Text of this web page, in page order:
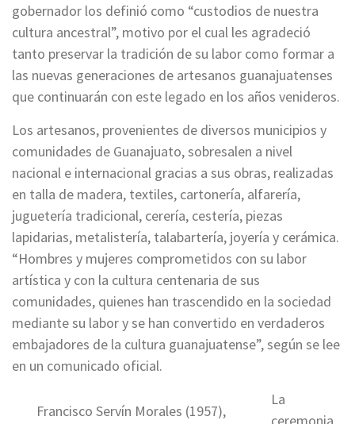
gobernador los definió como “custodios de nuestra
cultura ancestral”, motivo por el cual les agradeció
tanto preservar la tradición de su labor como formar a
las nuevas generaciones de artesanos guanajuatenses
que continuarán con este legado en los años venideros.
Los artesanos, provenientes de diversos municipios y
comunidades de Guanajuato, sobresalen a nivel
nacional e internacional gracias a sus obras, realizadas
en talla de madera, textiles, cartonería, alfarería,
juguetería tradicional, cerería, cestería, piezas
lapidarias, metalistería, talabartería, joyería y cerámica.
“Hombres y mujeres comprometidos con su labor
artística y con la cultura centenaria de sus
comunidades, quienes han trascendido en la sociedad
mediante su labor y se han convertido en verdaderos
embajadores de la cultura guanajuatense”, según se lee
en un comunicado oficial.
Francisco Servín Morales (1957),
La